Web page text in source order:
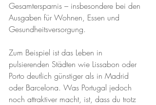
Gesamtersparnis – insbesondere bei den
Ausgaben für Wohnen, Essen und
Gesundheitsversorgung.
Zum Beispiel ist das Leben in
pulsierenden Städten wie Lissabon oder
Porto deutlich günstiger als in Madrid
oder Barcelona. Was Portugal jedoch
noch attraktiver macht, ist, dass du trotz